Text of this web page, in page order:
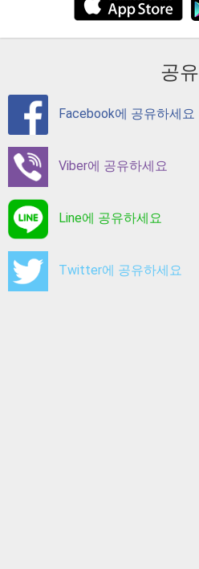
공유
Facebook에 공유하세요
Viber에 공유하세요
Line에 공유하세요
Twitter에 공유하세요